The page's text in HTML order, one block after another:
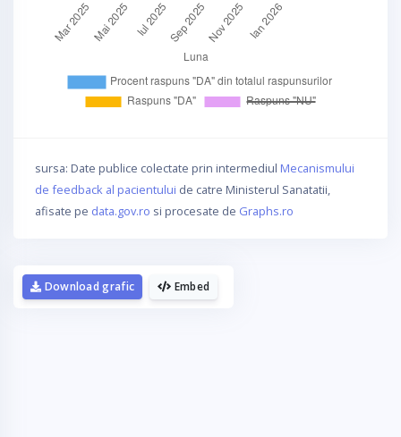
sursa: Date publice colectate prin intermediul Mecanismului
de feedback al pacientului de catre Ministerul Sanatatii,
afisate pe data.gov.ro si procesate de Graphs.ro
Embed
Download grafic